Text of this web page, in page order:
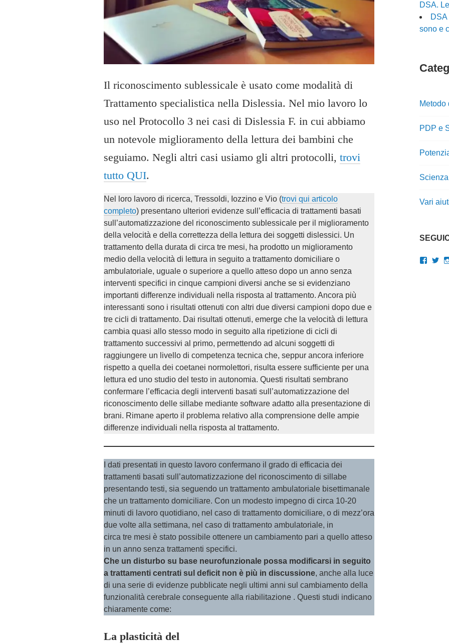
0
9
Il riconoscimento sublessicale è usato come modalità di
Trattamento specialistica nella Dislessia. Nel mio lavoro lo
uso nel Protocollo 3 nei casi di Dislessia F. in cui abbiamo
un notevole miglioramento della lettura dei bambini che
seguiamo. Negli altri casi usiamo gli altri protocolli, trovi
tutto QUI.
Nel loro lavoro di ricerca, Tressoldi, Iozzino e Vio (trovi qui articolo
completo) presentano ulteriori evidenze sull’efficacia di trattamenti basati
sull’automatizzazione del riconoscimento sublessicale per il miglioramento
della velocità e della correttezza della lettura dei soggetti dislessici. Un
trattamento della durata di circa tre mesi, ha prodotto un miglioramento
medio della velocità di lettura in seguito a trattamento domiciliare o
ambulatoriale, uguale o superiore a quello atteso dopo un anno senza
interventi specifici in cinque campioni diversi anche se si evidenziano
importanti differenze individuali nella risposta al trattamento. Ancora più
interessanti sono i risultati ottenuti con altri due diversi campioni dopo due e
tre cicli di trattamento. Dai risultati ottenuti, emerge che la velocità di lettura
cambia quasi allo stesso modo in seguito alla ripetizione di cicli di
trattamento successivi al primo, permettendo ad alcuni soggetti di
raggiungere un livello di competenza tecnica che, seppur ancora inferiore
rispetto a quella dei coetanei normolettori, risulta essere sufficiente per una
lettura ed uno studio del testo in autonomia. Questi risultati sembrano
confermare l’efficacia degli interventi basati sull’automatizzazione del
riconoscimento delle sillabe mediante software adatto alla presentazione di
brani. Rimane aperto il problema relativo alla comprensione delle ampie
differenze individuali nella risposta al trattamento.
I dati presentati in questo lavoro confermano il grado di efficacia dei
trattamenti basati sull’automatizzazione del riconoscimento di sillabe
presentando testi, sia seguendo un trattamento ambulatoriale bisettimanale
che un trattamento domiciliare. Con un modesto impegno di circa 10-20
minuti di lavoro quotidiano, nel caso di trattamento domiciliare, o di mezz’ora
due volte alla settimana, nel caso di trattamento ambulatoriale, in
circa tre mesi è stato possibile ottenere un cambiamento pari a quello atteso
in un anno senza trattamenti specifici.
Che un disturbo su base neurofunzionale possa modificarsi in seguito
a trattamenti centrati sul deficit non è più in discussione, anche alla luce
di una serie di evidenze pubblicate negli ultimi anni sul cambiamento della
funzionalità cerebrale conseguente alla riabilitazione . Questi studi indicano
chiaramente come:
La plasticità del
DSA.
sono e
Metodo
PDP e
Vari